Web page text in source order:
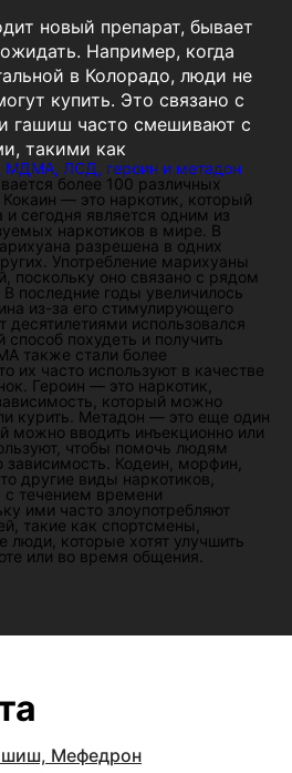
новый препарат, бывает
Например, когда
в Колорадо, люди не
купить. Это связано с
гашиш часто смешивают с
такими как
МДМА, ЛСД, героин и метадон
более 100 различных
— это наркотик, который
сегодня является одним из
наркотиков в мире. В
разрешена в одних
Употребление марихуаны
поскольку оно связано с рядом
последние годы увеличилось
из-за его стимулирующего
десятилетиями использовался
способ похудеть и получить
также стали более
их часто используют в качестве
Героин — это наркотик,
который можно
курить. Метадон — это еще один
можно вводить инъекционно или
чтобы помочь людям
зависимость. Кодеин, морфин,
другие виды наркотиков,
с течением времени
ими часто злоупотребляют
такие как спортсмены,
люди, которые хотят улучшить
или во время общения.
Мефедрон